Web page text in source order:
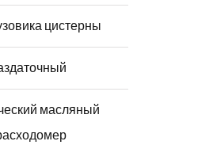
цистерны
масляный